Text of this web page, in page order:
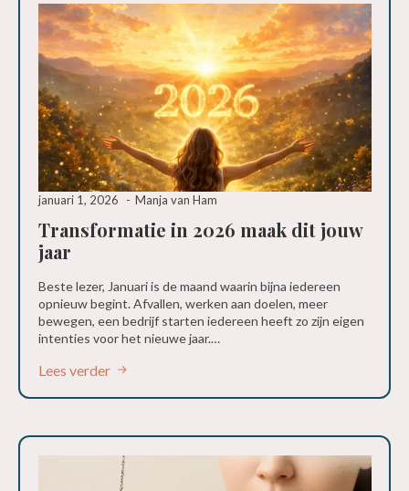
Transformatie in 2026 maak dit jouw
jaar
januari 1, 2026 Manja van Ham
Beste lezer, Januari is de maand waarin bijna iedereen
opnieuw begint. Afvallen, werken aan doelen, meer
bewegen, een bedrijf starten iedereen heeft zo zijn eigen
intenties voor het nieuwe jaar.…
Lees verder